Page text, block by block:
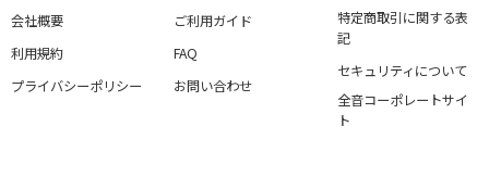
会社概要
利用規約
プライバシーポリシー
ご利用ガイド
FAQ
お問い合わせ
特定商取引に関する表
記
セキュリティについて
全音コーポレートサイ
ト